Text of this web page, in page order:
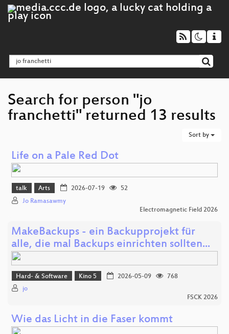
Search for person "jo
franchetti" returned 13 results
Sort by
Life on a Pale Red Dot
talk Arts 2026-07-19
52
Jo Ramasawmy
Electromagnetic Field 2026
MakeBackups - ein Backupprojekt für
alle, die mal Backups einrichten sollten...
Hard- & Software Kino 5 2026-05-09
768
jo
FSCK 2026
Wie das Licht in die Faser kommt